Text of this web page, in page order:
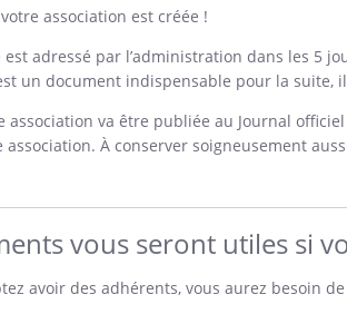
association est créée !
est adressé par l’administration dans les 5
un document indispensable pour la suite,
association va être publiée au Journal
association. À conserver soigneusement
vous seront utiles si
avoir des adhérents, vous aurez besoin